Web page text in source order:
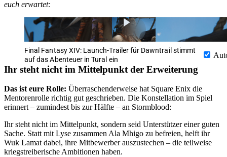
euch erwartet:
Final Fantasy XIV: Launch-Trailer für Dawntrail stimmt
auf das Abenteuer in Tural ein
Ihr steht nicht im Mittelpunkt der Erweiterung
Das ist eure Rolle: Überraschenderweise hat Square Enix die
Mentorenrolle richtig gut geschrieben. Die Konstellation im Spiel
erinnert – zumindest bis zur Hälfte – an Stormblood:
Ihr steht nicht im Mittelpunkt, sondern seid Unterstützer einer guten
Sache. Statt mit Lyse zusammen Ala Mhigo zu befreien, helft ihr
Wuk Lamat dabei, ihre Mitbewerber auszustechen – die teilweise
kriegstreiberische Ambitionen haben.